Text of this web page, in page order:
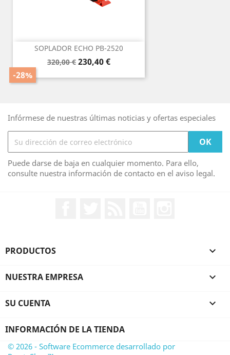
SOPLADOR ECHO PB-2520
Precio
320,00 €
-28%
Precio
230,40 €
Infórmese de nuestras últimas noticias y ofertas especiales
Puede darse de baja en cualquier momento. Para ello,
consulte nuestra información de contacto en el aviso legal.
PRODUCTOS 
NUESTRA EMPRESA 
SU CUENTA 
INFORMACIÓN DE LA TIENDA
© 2026 - Software Ecommerce desarrollado por